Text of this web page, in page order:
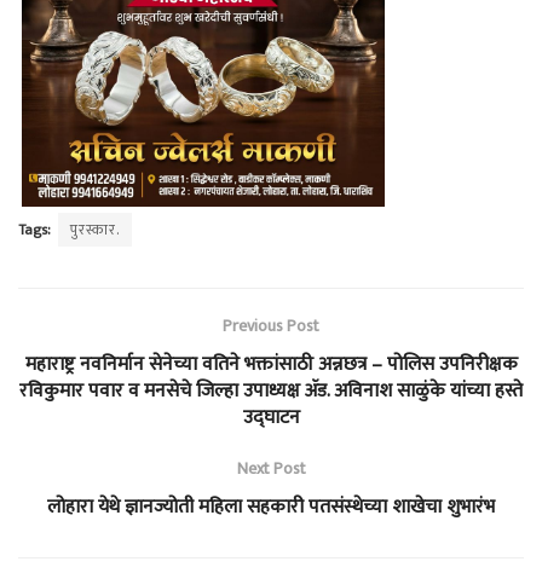
Tags: पुरस्कार.
Previous Post
महाराष्ट्र नवनिर्मान सेनेच्या वतिने भक्तांसाठी अन्नछत्र – पोलिस उपनिरीक्षक
रविकुमार पवार व मनसेचे जिल्हा उपाध्यक्ष ॲड. अविनाश साळुंके यांच्या हस्ते
उद्घाटन
Next Post
लोहारा येथे ज्ञानज्योती महिला सहकारी पतसंस्थेच्या शाखेचा शुभारंभ